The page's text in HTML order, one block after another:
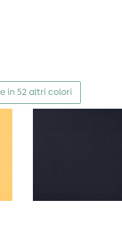
in 52 altri colori